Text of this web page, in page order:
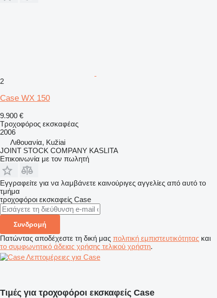
2
Case WX 150
9.900 €
Τροχοφόρος εκσκαφέας
2006
Λιθουανία, Kužiai
JOINT STOCK COMPANY KASLITA
Επικοινωνία με τον πωλητή
Εγγραφείτε για να λαμβάνετε καινούριγες αγγελίες από αυτό το
τμήμα
τροχοφόροι εκσκαφείς Case
Συνδρομή
Πατώντας αποδέχεστε τη δική μας πολιτική εμπιστευτικότητας και
το συμφωνητικό άδειας χρήσης τελικού χρήστη.
Λεπτομέρειες για Case
Τιμές για τροχοφόροι εκσκαφείς Case